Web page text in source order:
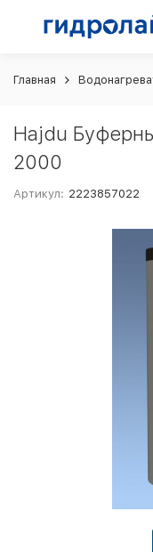
Главная
Hajdu
2000
Артикул: 2223857022